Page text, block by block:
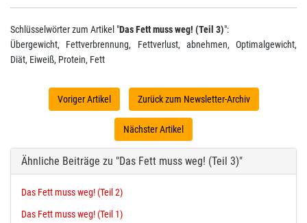
Schlüsselwörter zum Artikel "Das Fett muss weg! (Teil 3)":
Übergewicht, Fettverbrennung, Fettverlust, abnehmen, Optimalgewicht,
Diät, Eiweiß, Protein, Fett
Voriger Artikel Zurück zum Newsletter-Archiv
Nächster Artikel
Ähnliche Beiträge zu "Das Fett muss weg! (Teil 3)"
Das Fett muss weg! (Teil 2)
Das Fett muss weg! (Teil 1)